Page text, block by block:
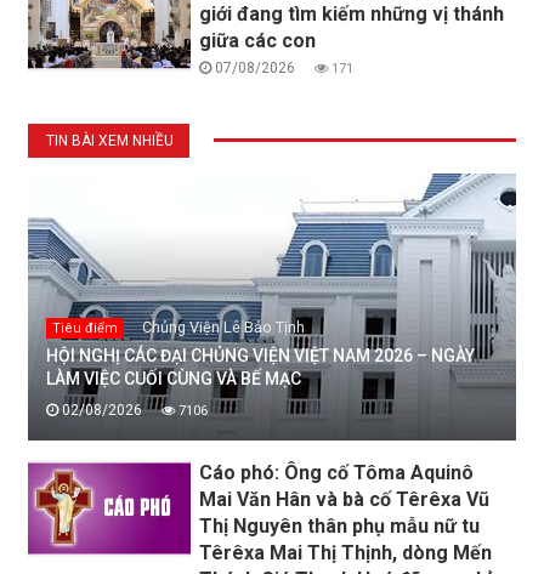
giới đang tìm kiếm những vị thánh
giữa các con
07/08/2026 171
TIN BÀI XEM NHIỀU
Tiêu điểm Chủng Viện Lê Bảo Tịnh
HỘI NGHỊ CÁC ĐẠI CHỦNG VIỆN VIỆT NAM 2026 – NGÀY
LÀM VIỆC CUỐI CÙNG VÀ BẾ MẠC
02/08/2026 7106
Cáo phó: Ông cố Tôma Aquinô
Mai Văn Hân và bà cố Têrêxa Vũ
Thị Nguyên thân phụ mẫu nữ tu
Têrêxa Mai Thị Thịnh, dòng Mến